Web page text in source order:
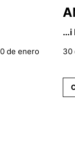
de enero
…i
30